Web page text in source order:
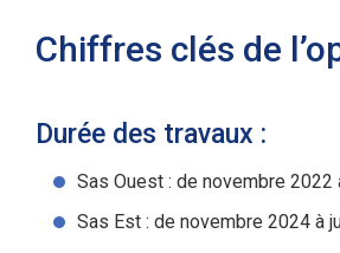
Chiffres clés de
Durée des travaux :
Sas Ouest : de novembre 2022
Sas Est : de novembre 2024 à